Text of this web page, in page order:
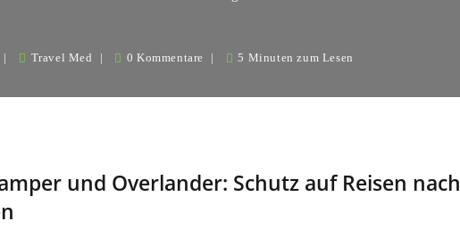
Travel Med 0 Kommentare 5 Minuten zum Lesen
und Overlander: Schutz auf Reisen nach